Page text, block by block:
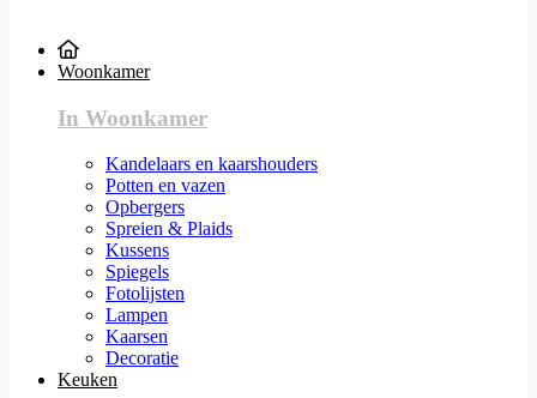
Woonkamer
In Woonkamer
Kandelaars en kaarshouders
Potten en vazen
Opbergers
Spreien & Plaids
Kussens
Spiegels
Fotolijsten
Lampen
Kaarsen
Decoratie
Keuken